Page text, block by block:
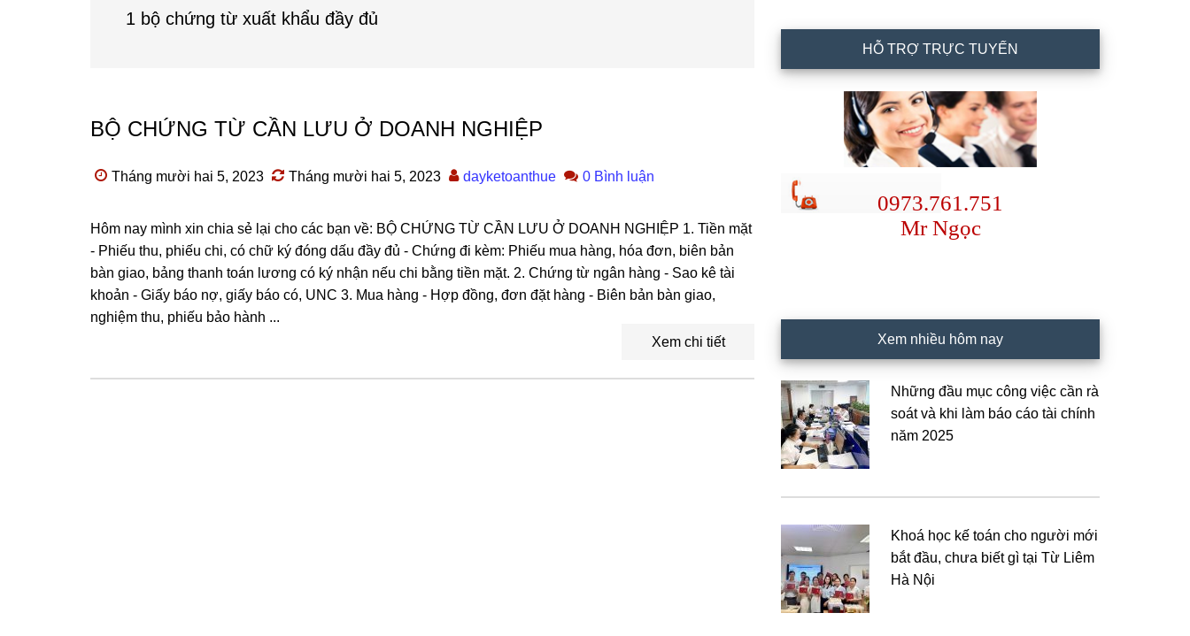
1 bộ chứng từ xuất khẩu đầy đủ
BỘ CHỨNG TỪ CẦN LƯU Ở DOANH NGHIỆP
Tháng mười hai 5, 2023 Tháng mười hai 5, 2023 dayketoanthue 0 Bình luận
Hôm nay mình xin chia sẻ lại cho các bạn về: BỘ CHỨNG TỪ CẦN LƯU Ở DOANH NGHIỆP 1. Tiền mặt
- Phiếu thu, phiếu chi, có chữ ký đóng dấu đầy đủ - Chứng đi kèm: Phiếu mua hàng, hóa đơn, biên bản
bàn giao, bảng thanh toán lương có ký nhận nếu chi bằng tiền mặt. 2. Chứng từ ngân hàng - Sao kê tài
khoản - Giấy báo nợ, giấy báo có, UNC 3. Mua hàng - Hợp đồng, đơn đặt hàng - Biên bản bàn giao,
nghiệm thu, phiếu bảo hành ...
Xem chi tiết
HỖ TRỢ TRỰC TUYẾN
0973.761.751
Mr Ngọc
Xem nhiều hôm nay
Những đầu mục công việc cần rà
soát và khi làm báo cáo tài chính
năm 2025
Khoá học kế toán cho người mới
bắt đầu, chưa biết gì tại Từ Liêm
Hà Nội